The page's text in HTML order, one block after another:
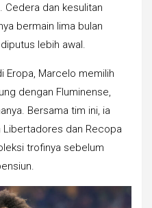
Cedera dan kesulitan
bermain lima bulan
lebih awal.
Eropa, Marcelo memilih
dengan Fluminense,
Bersama tim ini, ia
Libertadores dan Recopa
trofinya sebelum